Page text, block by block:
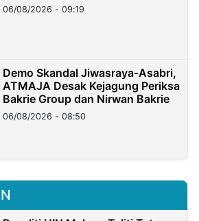
06/08/2026 - 09:19
Demo Skandal Jiwasraya-Asabri,
ATMAJA Desak Kejagung Periksa
Bakrie Group dan Nirwan Bakrie
06/08/2026 - 08:50